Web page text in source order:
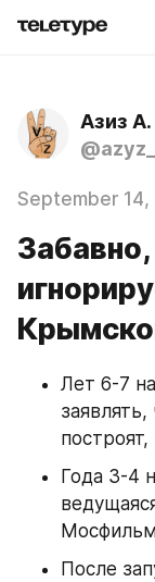
Азиз А.
September 14,
Лет 6-7
Года 3-4
После